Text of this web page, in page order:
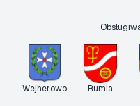
Wejherowo Rumia